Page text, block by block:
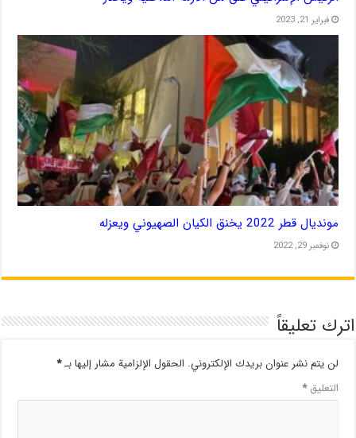
فبراير 21, 2023
مونديال قطر 2022 يخنق الكيان الصهيوني ويعزله
نوفمبر 29, 2022
اترك تعليقاً
لن يتم نشر عنوان بريدك الإلكتروني. الحقول الإلزامية مشار إليها بـ*
التعليق*